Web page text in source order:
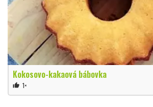
Kokosovo-kakaová bábovka
thumb_up 1×